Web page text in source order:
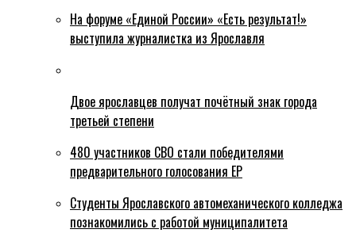
На форуме «Единой России» «Есть результат!»
выступила журналистка из Ярославля
Двое ярославцев получат почётный знак города
третьей степени
480 участников СВО стали победителями
предварительного голосования ЕР
Студенты Ярославского автомеханического колледжа
познакомились с работой муниципалитета